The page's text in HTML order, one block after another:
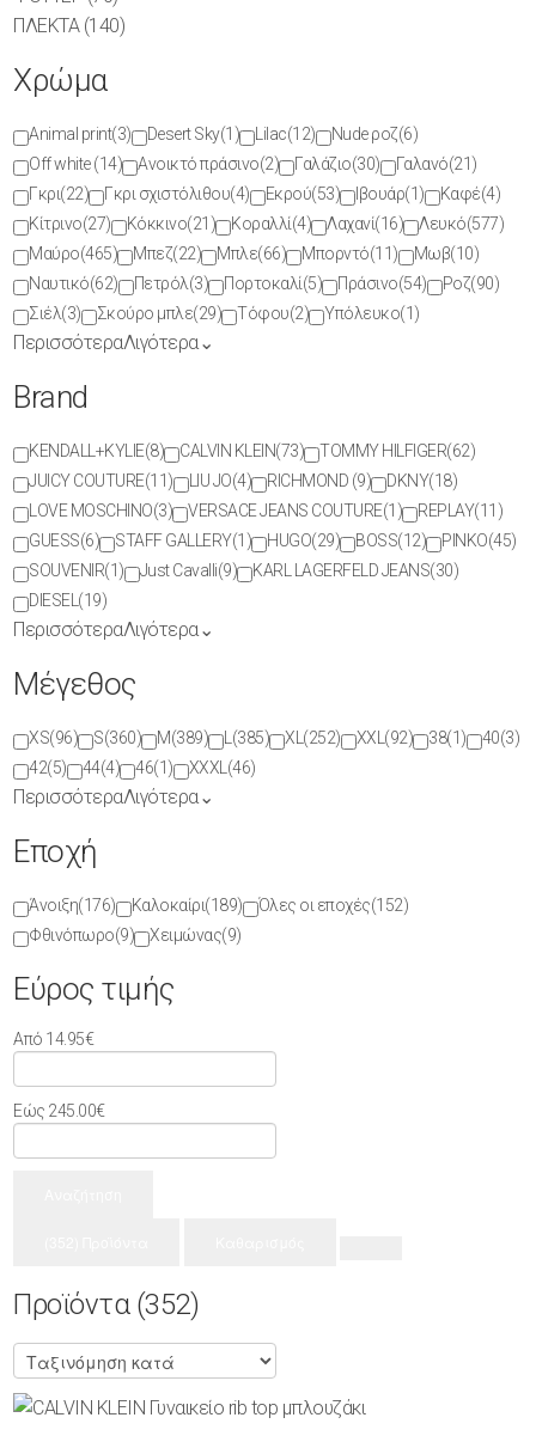
ΠΛΕΚΤΑ(140)
Χρώμα
Animal print(3) Desert Sky(1) Lilac(12) Nude ροζ(6)
Off white(14) Ανοικτό πράσινο(2) Γαλάζιο(30) Γαλανό(21)
Γκρι(22) Γκρι σχιστόλιθου(4) Εκρού(53) Ιβουάρ(1) Καφέ(4)
Κίτρινο(27) Κόκκινο(21) Κοραλλί(4) Λαχανί(16) Λευκό(577)
Μαύρο(465) Μπεζ(22) Μπλε(66) Μπορντό(11) Μωβ(10)
Ναυτικό(62) Πετρόλ(3) Πορτοκαλί(5) Πράσινο(54) Ροζ(90)
Σιέλ(3) Σκούρο μπλε(29) Τόφου(2) Υπόλευκο(1)
ΠερισσότεραΛιγότερα⌄
Brand
KENDALL+KYLIE(8) CALVIN KLEIN(73) TOMMY HILFIGER(62)
JUICY COUTURE(11) LIU JO(4) RICHMOND (9) DKNY(18)
LOVE MOSCHINO(3) VERSACE JEANS COUTURE(1) REPLAY(11)
GUESS(6) STAFF GALLERY(1) HUGO(29) BOSS(12) PINKO(45)
SOUVENIR(1) Just Cavalli(9) KARL LAGERFELD JEANS(30)
DIESEL(19)
ΠερισσότεραΛιγότερα⌄
Μέγεθος
XS(96) S(360) M(389) L(385) XL(252) XXL(92) 38(1) 40(3)
42(5) 44(4) 46(1) XXXL(46)
ΠερισσότεραΛιγότερα⌄
Εποχή
Άνοιξη(176) Καλοκαίρι(189) Όλες οι εποχές(152)
Φθινόπωρο(9) Χειμώνας(9)
Εύρος τιμής
Από 14.95€
Εώς 245.00€
Προϊόντα (352)